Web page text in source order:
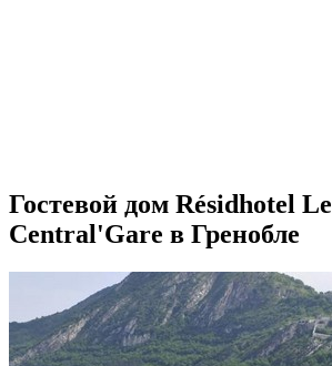
Гостевой дом Résidhotel Le
Central'Gare в Гренобле